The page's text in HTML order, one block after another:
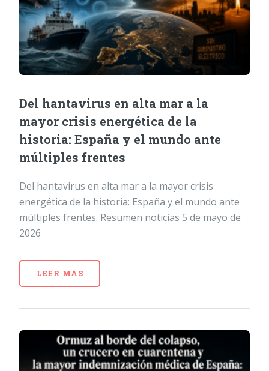
Del hantavirus en alta mar a la
mayor crisis energética de la
historia: España y el mundo ante
múltiples frentes
Del hantavirus en alta mar a la mayor crisis
energética de la historia: España y el mundo ante
múltiples frentes. Resumen noticias 5 de mayo de
2026
LEER MÁS